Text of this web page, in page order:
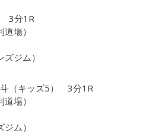
3分1R
場）
ジム）
（キッズ5） 3分1R
場）
ム）